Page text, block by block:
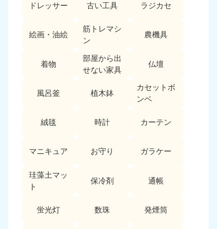
ドレッサー 古い工具 ラジカセ
絵画・油絵
筋トレマシ
ン
農機具
着物
部屋から出
せない家具
仏壇
風呂釜 植木鉢
カセットボ
ンベ
絨毯 時計 カーテン
マニキュア お守り ガラケー
珪藻土マッ
ト
保冷剤 通帳
蛍光灯 数珠 発煙筒
9:00〜19:00 年中無休 9:00〜19:00 年中無休
島根県
050-1881-5145
四国
香川県
050-1880-9899
徳島県
050-1880-9898
9:00〜19:00 年中無休 9:00〜19:00 年中無休
9:00〜19:00 年中無休 9:00〜19:00 年中無休